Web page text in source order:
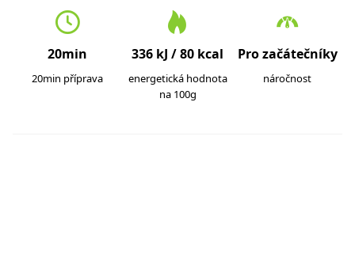
20min
20min příprava
336 kJ / 80 kcal
energetická hodnota
na 100g
Pro začátečníky
náročnost